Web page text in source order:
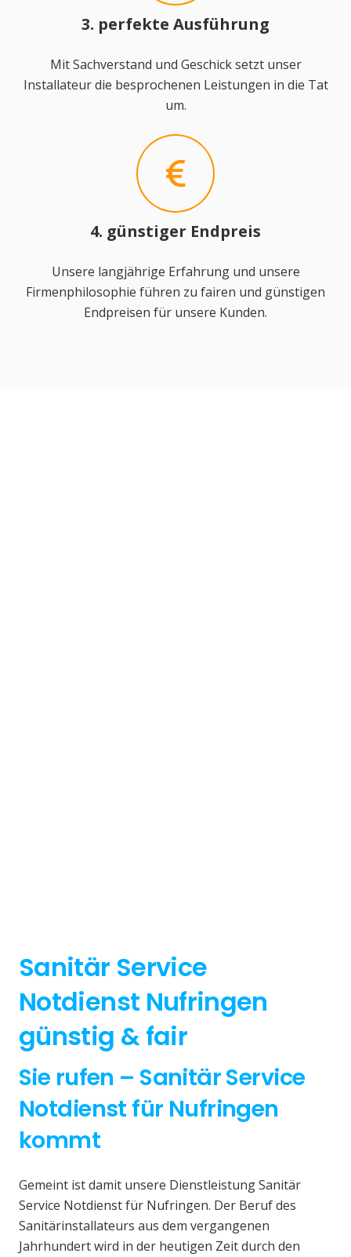
3. perfekte Ausführung
Mit Sachverstand und Geschick setzt unser
Installateur die besprochenen Leistungen in die Tat
um.
4. günstiger Endpreis
Unsere langjährige Erfahrung und unsere
Firmenphilosophie führen zu fairen und günstigen
Endpreisen für unsere Kunden.
Sanitär Service
Notdienst Nufringen
günstig & fair
Sie rufen – Sanitär Service
Notdienst für Nufringen
kommt
Gemeint ist damit unsere Dienstleistung Sanitär
Service Notdienst für Nufringen. Der Beruf des
Sanitärinstallateurs aus dem vergangenen
Jahrhundert wird in der heutigen Zeit durch den